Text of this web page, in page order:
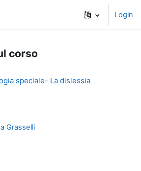
Login
corso
speciale- La dislessia
Grasselli